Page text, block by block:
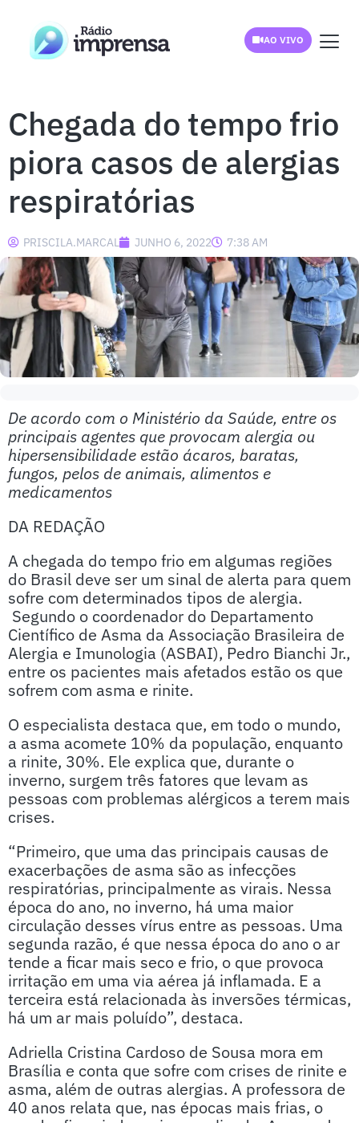
AO VIVO
Chegada do tempo frio
piora casos de alergias
respiratórias
PRISCILA.MARCAL JUNHO 6, 2022 7:38 AM
De acordo com o Ministério da Saúde, entre os
principais agentes que provocam alergia ou
hipersensibilidade estão ácaros, baratas,
fungos, pelos de animais, alimentos e
medicamentos
DA REDAÇÃO
A chegada do tempo frio em algumas regiões
do Brasil deve ser um sinal de alerta para quem
sofre com determinados tipos de alergia.
Segundo o coordenador do Departamento
Científico de Asma da Associação Brasileira de
Alergia e Imunologia (ASBAI), Pedro Bianchi Jr.,
entre os pacientes mais afetados estão os que
sofrem com asma e rinite.
O especialista destaca que, em todo o mundo,
a asma acomete 10% da população, enquanto
a rinite, 30%. Ele explica que, durante o
inverno, surgem três fatores que levam as
pessoas com problemas alérgicos a terem mais
crises.
“Primeiro, que uma das principais causas de
exacerbações de asma são as infecções
respiratórias, principalmente as virais. Nessa
época do ano, no inverno, há uma maior
circulação desses vírus entre as pessoas. Uma
segunda razão, é que nessa época do ano o ar
tende a ficar mais seco e frio, o que provoca
irritação em uma via aérea já inflamada. E a
terceira está relacionada às inversões térmicas,
há um ar mais poluído”, destaca.
Adriella Cristina Cardoso de Sousa mora em
Brasília e conta que sofre com crises de rinite e
asma, além de outras alergias. A professora de
40 anos relata que, nas épocas mais frias, o